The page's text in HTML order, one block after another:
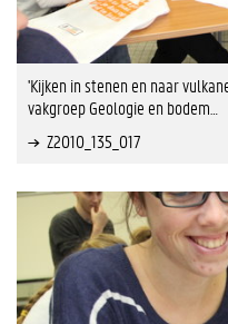
'Kijken in stenen en naar
vakgroep Geologie en bodem…
Z2010_135_017